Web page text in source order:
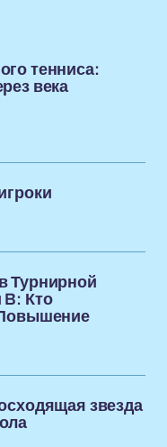
тенниса:
века
Турнирной
Кто
звезда